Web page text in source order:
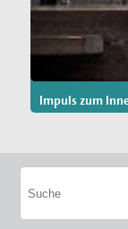
Impuls zum